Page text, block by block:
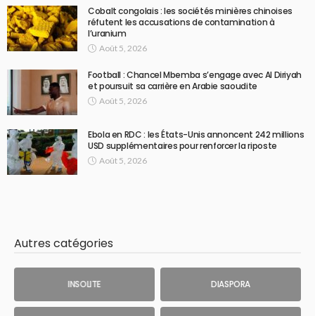
Cobalt congolais : les sociétés minières chinoises
réfutent les accusations de contamination à
l’uranium
Août 5, 2026
Football : Chancel Mbemba s’engage avec Al Diriyah
et poursuit sa carrière en Arabie saoudite
Août 5, 2026
Ebola en RDC : les États-Unis annoncent 242 millions
USD supplémentaires pour renforcer la riposte
Août 5, 2026
Autres catégories
INSOLITE DIASPORA